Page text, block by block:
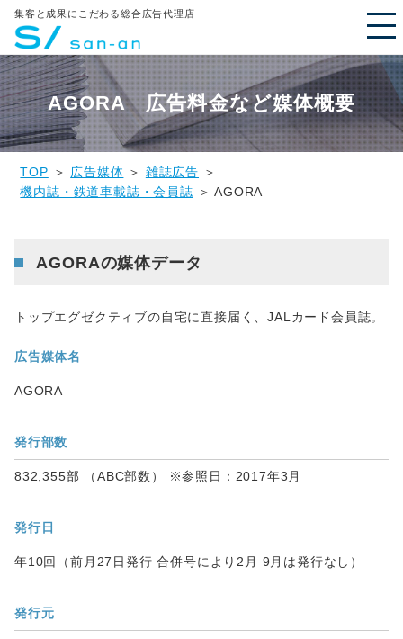
集客と成果にこだわる総合広告代理店
AGORA 広告料金など媒体概要
TOP ＞ 広告媒体 ＞ 雑誌広告 ＞
機内誌・鉄道車載誌・会員誌 ＞ AGORA
AGORAの媒体データ
トップエグゼクティブの自宅に直接届く、JALカード会員誌。
広告媒体名
AGORA
発行部数
832,355部 （ABC部数） ※参照日：2017年3月
発行日
年10回（前月27日発行 合併号により2月 9月は発行なし）
発行元